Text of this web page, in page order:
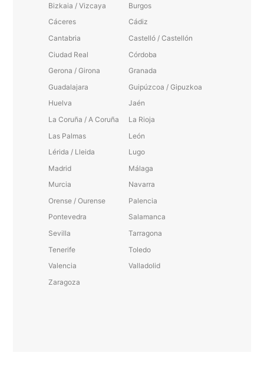
Bizkaia / Vizcaya
Burgos
Cáceres
Cádiz
Cantabria
Castelló / Castellón
Ciudad Real
Córdoba
Gerona / Girona
Granada
Guadalajara
Guipúzcoa / Gipuzkoa
Huelva
Jaén
La Coruña / A Coruña
La Rioja
Las Palmas
León
Lérida / Lleida
Lugo
Madrid
Málaga
Murcia
Navarra
Orense / Ourense
Palencia
Pontevedra
Salamanca
Sevilla
Tarragona
Tenerife
Toledo
Valencia
Valladolid
Zaragoza